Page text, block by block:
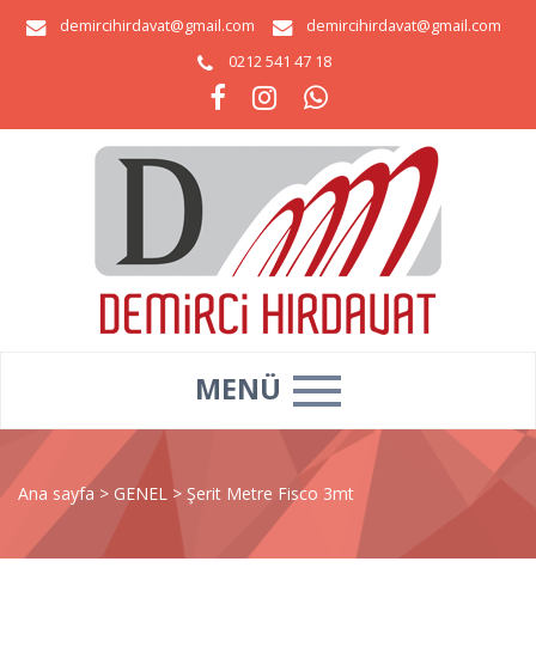
demircihirdavat@gmail.com
demircihirdavat@gmail.com
0212 541 47 18
MENÜ
Ana sayfa > GENEL > Şerit Metre Fisco 3mt